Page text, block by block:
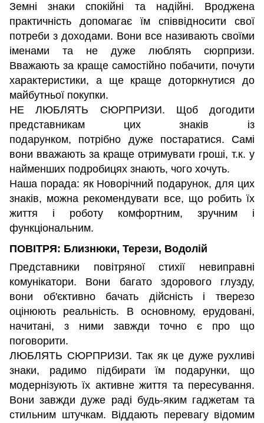
Земні знаки спокійні та надійні. Вроджена
практичність допомагає їм співвідносити свої
потреби з доходами. Вони все називають своїми
іменами та не дуже люблять сюрпризи.
Вважають за краще самостійно побачити, почути
характеристики, а ще краще доторкнутися до
майбутньої покупки.
НЕ ЛЮБЛЯТЬ СЮРПРИЗИ. Щоб догодити
представникам цих знаків із
подарунком, потрібно дуже постаратися. Самі
вони вважають за краще отримувати гроші, т.к. у
найменших подробицях знають, чого хочуть.
Наша порада: як Новорічний подарунок, для цих
знаків, можна рекомендувати все, що робить їх
життя і роботу комфортним, зручним і
функціональним.
ПОВІТРЯ: Близнюки, Терези, Водолій
Представники повітряної стихії невиправні
комунікатори. Вони багато здорового глузду,
вони об'єктивно бачать дійсність і тверезо
оцінюють реальність. В основному, ерудовані,
начитані, з ними завжди точно є про що
поговорити.
ЛЮБЛЯТЬ СЮРПРИЗИ. Так як це дуже рухливі
знаки, радимо підбирати їм подарунки, що
модернізують їх активне життя та пересування.
Вони завжди дуже раді будь-яким гаджетам та
стильним штучкам. Віддають перевагу відомим